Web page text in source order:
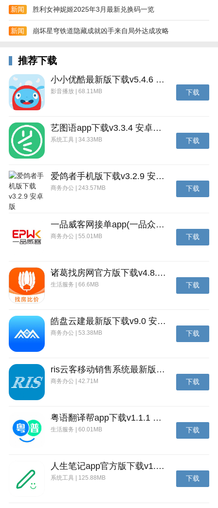
6、极限求生开放时间调整
7、极限漂流调整为公会活动
9、坐骑强化开放至30级
新闻 胜利女神妮姬2025年3月最新兑换码一览
新闻 崩坏星穹铁道隐藏成就凶手来自局外达成攻略
推荐下载
小小优酷最新版下载v5.4.6 安卓官方版
影音播放 | 68.11MB 下载
艺图语app下载v3.3.4 安卓免费版
系统工具 | 34.33MB 下载
爱鸽者手机版下载v3.2.9 安卓版
商务办公 | 243.57MB 下载
一品威客网接单app(一品众包)下载v2.7.1 安卓最新版
商务办公 | 55.01MB 下载
诸葛找房网官方版下载v4.8.1.1 安卓最新版
生活服务 | 66.6MB 下载
皓盘云建最新版下载v9.0 安卓版
商务办公 | 53.38MB 下载
ris云客移动销售系统最新版下载v1.1.25 安卓手机版
商务办公 | 42.71M 下载
粤语翻译帮app下载v1.1.1 安卓版
生活服务 | 60.01MB 下载
人生笔记app官方版下载v1.19.4 安卓版
系统工具 | 125.88MB 下载